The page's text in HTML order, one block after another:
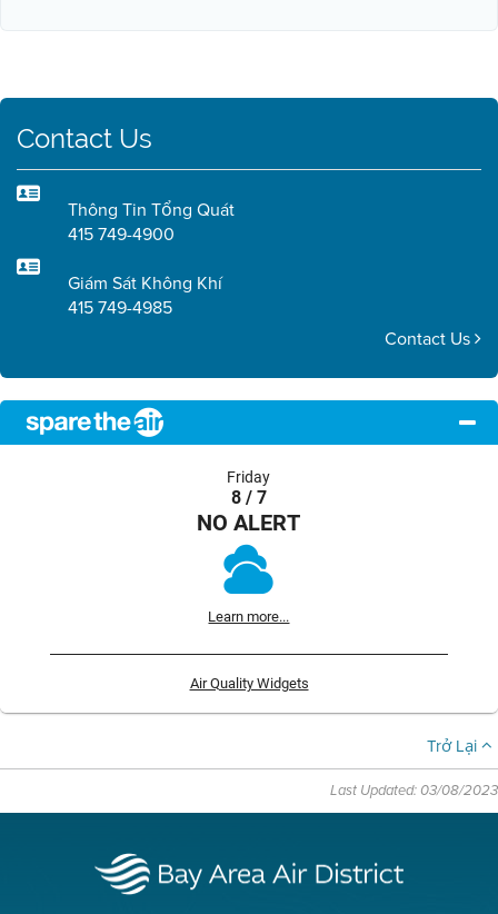
Contact Us
Thông Tin Tổng Quát
415 749-4900
Giám Sát Không Khí
415 749-4985
Contact Us
Friday
8 / 7
NO ALERT
Learn more...
Air Quality Widgets
Trở Lại
Last Updated: 03/08/2023